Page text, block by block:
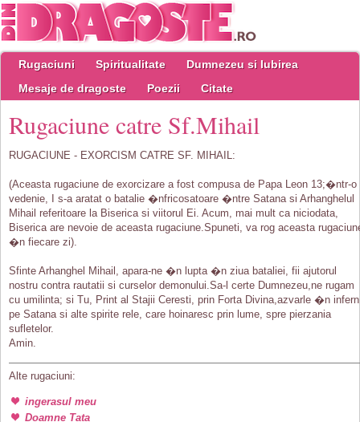
Rugaciuni Spiritualitate
Dumnezeu si Iubirea
Mesaje de dragoste
Poezii Citate
Rugaciune catre Sf.Mihail
RUGACIUNE - EXORCISM CATRE SF. MIHAIL:
(Aceasta rugaciune de exorcizare a fost compusa de Papa Leon 13;�ntr-o
vedenie, I s-a aratat o batalie �nfricosatoare �ntre Satana si Arhanghelul
Mihail referitoare la Biserica si viitorul Ei. Acum, mai mult ca niciodata,
Biserica are nevoie de aceasta rugaciune.Spuneti, va rog aceasta
�n fiecare zi).
Sfinte Arhanghel Mihail, apara-ne �n lupta �n ziua bataliei, fii ajutorul
nostru contra rautatii si curselor demonului.Sa-l certe Dumnezeu,ne rugam
cu umilinta; si Tu, Print al Stajii Ceresti, prin Forta Divina,azvarle �n infern
pe Satana si alte spirite rele, care hoinaresc prin lume, spre pierzania
sufletelor.
Amin.
Alte rugaciuni:
ingerasul meu
Doamne Tata